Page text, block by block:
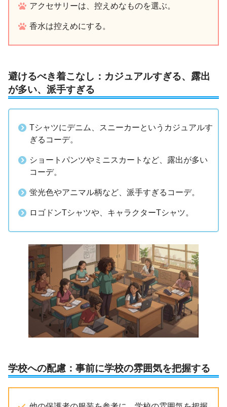
アクセサリーは、控えめなものを選ぶ。
香水は控えめにする。
避けるべき着こなし：カジュアルすぎる、露出
が多い、派手すぎる
Tシャツにデニム、スニーカーというカジュアルす
ぎるコーデ。
ショートパンツやミニスカートなど、露出が多い
コーデ。
蛍光色やアニマル柄など、派手すぎるコーデ。
ロゴドンTシャツや、キャラクターTシャツ。
学校への配慮：事前に学校の雰囲気を把握する